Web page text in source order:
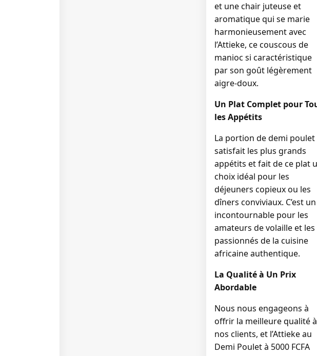
et une chair juteuse et
aromatique qui se marie
harmonieusement avec
l’Attieke, ce couscous de
manioc si caractéristique
par son goût légèrement
aigre-doux.
Un Plat Complet pour
les Appétits
La portion de demi poulet
satisfait les plus grands
appétits et fait de ce plat
choix idéal pour les
déjeuners copieux ou les
dîners conviviaux. C’est un
incontournable pour les
amateurs de volaille et les
passionnés de la cuisine
africaine authentique.
La Qualité à Un Prix
Abordable
Nous nous engageons à
offrir la meilleure qualité à
nos clients, et l’Attieke au
Demi Poulet à 5000 FCFA